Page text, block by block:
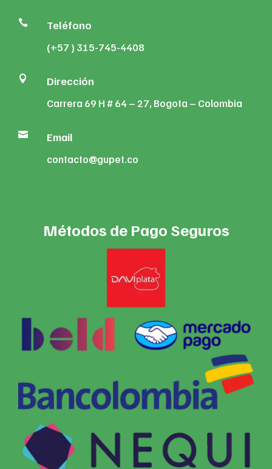
 Teléfono
(+57 ) 315-745-4408
 Dirección
Carrera 69 H # 64 – 27, Bogota – Colombia
 Email
contacto@gupet.co
Métodos de Pago Seguros